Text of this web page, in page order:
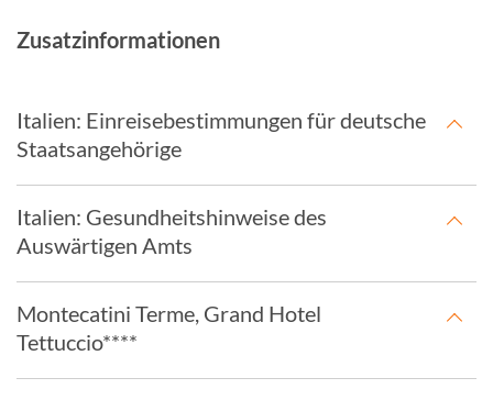
Zusatzinformationen
Italien: Einreisebestimmungen für deutsche
Staatsangehörige
Italien: Gesundheitshinweise des
Auswärtigen Amts
Montecatini Terme, Grand Hotel
Tettuccio****